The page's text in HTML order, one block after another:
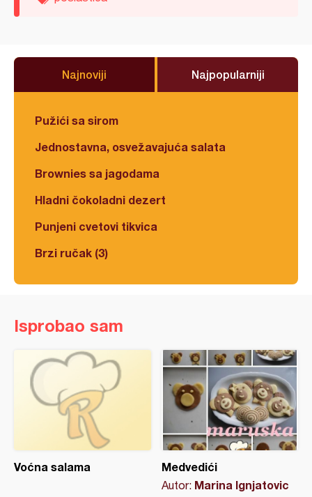
Najnoviji Najpopularniji
Pužići sa sirom
Jednostavna, osvežavajuća salata
Brownies sa jagodama
Hladni čokoladni dezert
Punjeni cvetovi tikvica
Brzi ručak (3)
Isprobao sam
Voćna salama Medvedići
Autor: Marina Ignjatovic